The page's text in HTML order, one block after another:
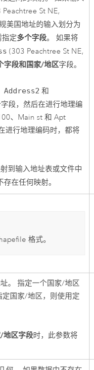
St NE,
美国地址的输入划分为
定多个字段。 如果将
(303 Peachtree St NE,
字段和国家/地区字段。
Address2 和
段，然后在进行地理编
、Main st 和 Apt
进行地理编码时，都将
到输入地址表或文件中
在任何映射。
格式。
。 指定一个国家/地区
国家/地区，则使用定
地区字段时，此参数将